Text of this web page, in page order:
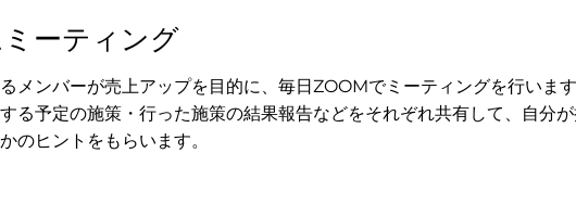
ーティング
メンバーが売上アップを目的に、毎日ZOOMでミーティングを行いま
る予定の施策・行った施策の結果報告などをそれぞれ共有して、自分
のヒントをもらいます。